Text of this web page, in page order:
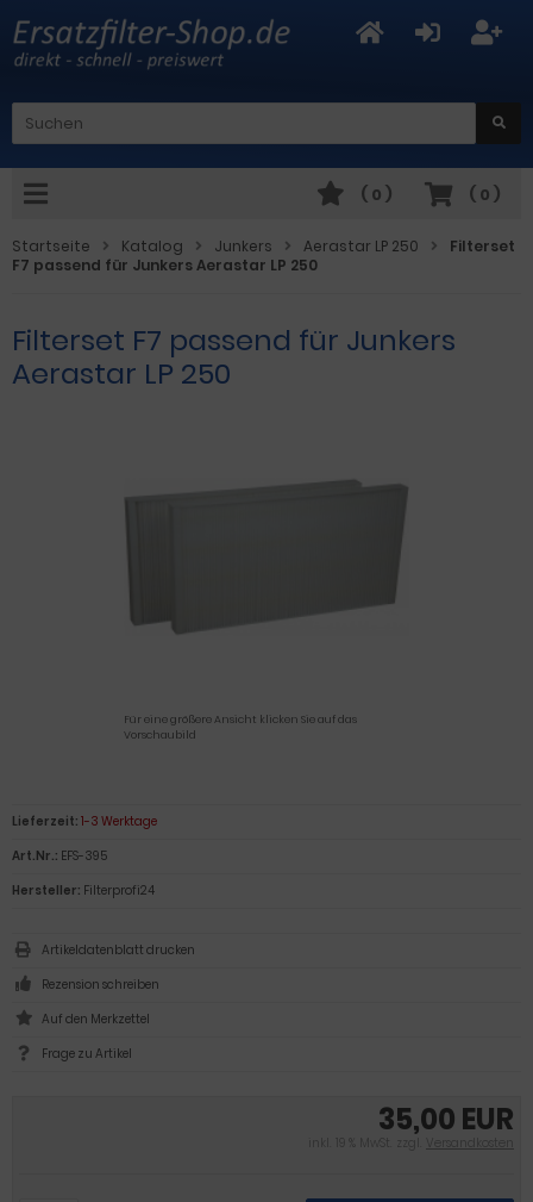
( 0 )
( 0 )
Startseite Katalog Junkers Aerastar LP 250
Filterset
F7 passend für Junkers Aerastar LP 250
Filterset F7 passend für Junkers
Aerastar LP 250
Für eine größere Ansicht klicken Sie auf das
Vorschaubild
35,00 EUR
inkl. 19 % MwSt. zzgl. Versandkosten
Lieferzeit: 1-3 Werktage
Art.Nr.: EFS-395
Hersteller: Filterprofi24
Artikeldatenblatt drucken
Rezension schreiben
Frage zu Artikel